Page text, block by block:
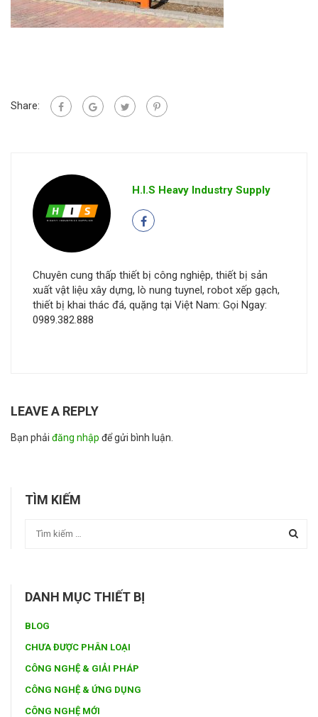
Share:
H.I.S Heavy Industry Supply
Chuyên cung thấp thiết bị công nghiệp, thiết bị sản
xuất vật liệu xây dựng, lò nung tuynel, robot xếp gạch,
thiết bị khai thác đá, quặng tại Việt Nam: Gọi Ngay:
0989.382.888
LEAVE A REPLY
Bạn phải đăng nhập để gửi bình luận.
TÌM KIẾM
DANH MỤC THIẾT BỊ
BLOG
CHƯA ĐƯỢC PHÂN LOẠI
CÔNG NGHỆ & GIẢI PHÁP
CÔNG NGHỆ & ỨNG DỤNG
CÔNG NGHỆ MỚI